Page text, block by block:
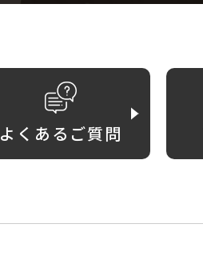
よくあるご質問